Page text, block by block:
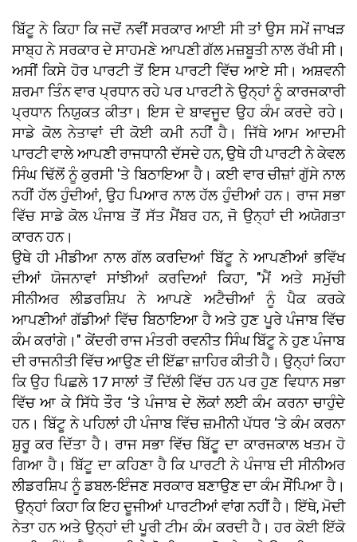
ਬਿੱਟੂ ਨੇ ਕਿਹਾ ਕਿ ਜਦੋਂ ਨਵੀਂ ਸਰਕਾਰ ਆਈ ਸੀ ਤਾਂ ਉਸ ਸਮੇਂ ਜਾਖੜ
ਸਾਬ੍ਹ ਨੇ ਸਰਕਾਰ ਦੇ ਸਾਹਮਣੇ ਆਪਣੀ ਗੱਲ ਮਜ਼ਬੂਤੀ ਨਾਲ ਰੱਖੀ ਸੀ।
ਅਸੀਂ ਕਿਸੇ ਹੋਰ ਪਾਰਟੀ ਤੋਂ ਇਸ ਪਾਰਟੀ ਵਿੱਚ ਆਏ ਸੀ। ਅਸ਼ਵਨੀ
ਸ਼ਰਮਾ ਤਿੰਨ ਵਾਰ ਪ੍ਰਧਾਨ ਰਹੇ ਪਰ ਪਾਰਟੀ ਨੇ ਉਨ੍ਹਾਂ ਨੂੰ ਕਾਰਜਕਾਰੀ
ਪ੍ਰਧਾਨ ਨਿਯੁਕਤ ਕੀਤਾ। ਇਸ ਦੇ ਬਾਵਜੂਦ ਉਹ ਕੰਮ ਕਰਦੇ ਰਹੇ।
ਸਾਡੇ ਕੋਲ ਨੇਤਾਵਾਂ ਦੀ ਕੋਈ ਕਮੀ ਨਹੀਂ ਹੈ। ਜਿੱਥੇ ਆਮ ਆਦਮੀ
ਪਾਰਟੀ ਵਾਲੇ ਆਪਣੀ ਰਾਜਧਾਨੀ ਦੱਸਦੇ ਹਨ, ਉਥੇ ਹੀ ਪਾਰਟੀ ਨੇ ਕੇਵਲ
ਸਿੰਘ ਢਿੱਲੋਂ ਨੂੰ ਕੁਰਸੀ 'ਤੇ ਬਿਠਾਇਆ ਹੈ। ਕਈ ਵਾਰ ਚੀਜ਼ਾਂ ਗੁੱਸੇ ਨਾਲ
ਨਹੀਂ ਹੱਲ ਹੁੰਦੀਆਂ, ਉਹ ਪਿਆਰ ਨਾਲ ਹੱਲ ਹੁੰਦੀਆਂ ਹਨ। ਰਾਜ ਸਭਾ
ਵਿੱਚ ਸਾਡੇ ਕੋਲ ਪੰਜਾਬ ਤੋਂ ਸੱਤ ਮੈਂਬਰ ਹਨ, ਜੋ ਉਨ੍ਹਾਂ ਦੀ ਅਯੋਗਤਾ
ਕਾਰਨ ਹਨ।
ਉਥੇ ਹੀ ਮੀਡੀਆ ਨਾਲ ਗੱਲ ਕਰਦਿਆਂ ਬਿੱਟੂ ਨੇ ਆਪਣੀਆਂ ਭਵਿੱਖ
ਦੀਆਂ ਯੋਜਨਾਵਾਂ ਸਾਂਝੀਆਂ ਕਰਦਿਆਂ ਕਿਹਾ, "ਮੈਂ ਅਤੇ ਸਮੁੱਚੀ
ਸੀਨੀਅਰ ਲੀਡਰਸ਼ਿਪ ਨੇ ਆਪਣੇ ਅਟੈਚੀਆਂ ਨੂੰ ਪੈਕ ਕਰਕੇ
ਆਪਣੀਆਂ ਗੱਡੀਆਂ ਵਿੱਚ ਬਿਠਾਇਆ ਹੈ ਅਤੇ ਹੁਣ ਪੂਰੇ ਪੰਜਾਬ ਵਿੱਚ
ਕੰਮ ਕਰਾਂਗੇ।" ਕੇਂਦਰੀ ਰਾਜ ਮੰਤਰੀ ਰਵਨੀਤ ਸਿੰਘ ਬਿੱਟੂ ਨੇ ਹੁਣ ਪੰਜਾਬ
ਦੀ ਰਾਜਨੀਤੀ ਵਿੱਚ ਆਉਣ ਦੀ ਇੱਛਾ ਜ਼ਾਹਿਰ ਕੀਤੀ ਹੈ। ਉਨ੍ਹਾਂ ਕਿਹਾ
ਕਿ ਉਹ ਪਿਛਲੇ 17 ਸਾਲਾਂ ਤੋਂ ਦਿੱਲੀ ਵਿੱਚ ਹਨ ਪਰ ਹੁਣ ਵਿਧਾਨ ਸਭਾ
ਵਿੱਚ ਆ ਕੇ ਸਿੱਧੇ ਤੌਰ ‘ਤੇ ਪੰਜਾਬ ਦੇ ਲੋਕਾਂ ਲਈ ਕੰਮ ਕਰਨਾ ਚਾਹੁੰਦੇ
ਹਨ। ਬਿੱਟੂ ਨੇ ਪਹਿਲਾਂ ਹੀ ਪੰਜਾਬ ਵਿੱਚ ਜ਼ਮੀਨੀ ਪੱਧਰ ‘ਤੇ ਕੰਮ ਕਰਨਾ
ਸ਼ੁਰੂ ਕਰ ਦਿੱਤਾ ਹੈ। ਰਾਜ ਸਭਾ ਵਿੱਚ ਬਿੱਟੂ ਦਾ ਕਾਰਜਕਾਲ ਖਤਮ ਹੋ
ਗਿਆ ਹੈ। ਬਿੱਟੂ ਦਾ ਕਹਿਣਾ ਹੈ ਕਿ ਪਾਰਟੀ ਨੇ ਪੰਜਾਬ ਦੀ ਸੀਨੀਅਰ
ਲੀਡਰਸ਼ਿਪ ਨੂੰ ਡਬਲ-ਇੰਜਣ ਸਰਕਾਰ ਬਣਾਉਣ ਦਾ ਕੰਮ ਸੌਂਪਿਆ ਹੈ।
ਉਨ੍ਹਾਂ ਕਿਹਾ ਕਿ ਇਹ ਦੂਜੀਆਂ ਪਾਰਟੀਆਂ ਵਾਂਗ ਨਹੀਂ ਹੈ। ਇੱਥੇ, ਮੋਦੀ
ਨੇਤਾ ਹਨ ਅਤੇ ਉਨ੍ਹਾਂ ਦੀ ਪੂਰੀ ਟੀਮ ਕੰਮ ਕਰਦੀ ਹੈ। ਹਰ ਕੋਈ ਇੱਕੋ